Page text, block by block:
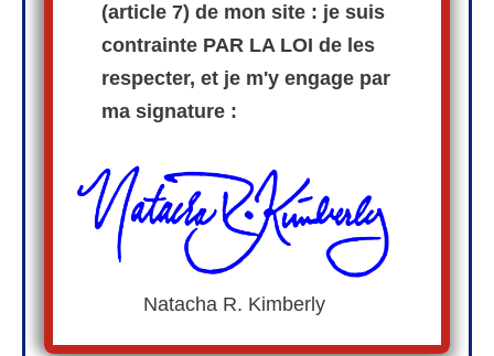
(article 7) de mon site : je suis
contrainte PAR LA LOI de les
respecter, et je m'y engage par
ma signature :
Natacha R. Kimberly